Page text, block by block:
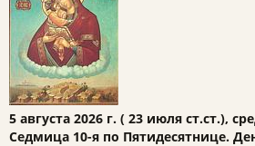
5 августа 2026 г. ( 23 июля ст.ст.),
Седмица 10-я по Пятидесятнице.